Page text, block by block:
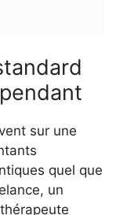
sur une
quel que
un